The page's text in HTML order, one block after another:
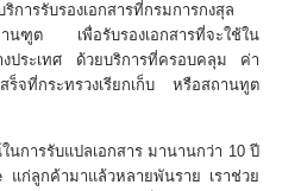
การรับรองเอกสารที่กรมการกงสุล
นฑูต เพื่อรับรองเอกสารที่จะใช้ใน
งประเทศ ด้วยบริการที่ครอบคลุม ค่า
ร็จที่กระทรวงเรียกเก็บ หรือสถานทูต
การรับแปลเอกสาร มานานกว่า 10 ปี
แก่ลูกค้ามาแล้วหลายพันราย เราช่วย